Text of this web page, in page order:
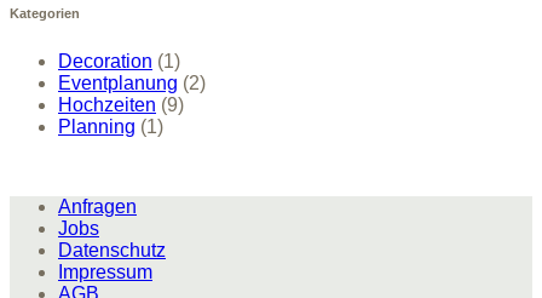
Kategorien
Decoration (1)
Eventplanung (2)
Hochzeiten (9)
Planning (1)
Anfragen
Jobs
Datenschutz
Impressum
AGB